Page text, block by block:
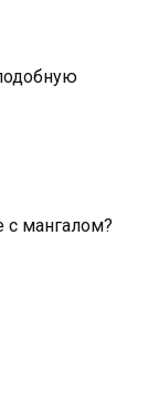
с мангалом?